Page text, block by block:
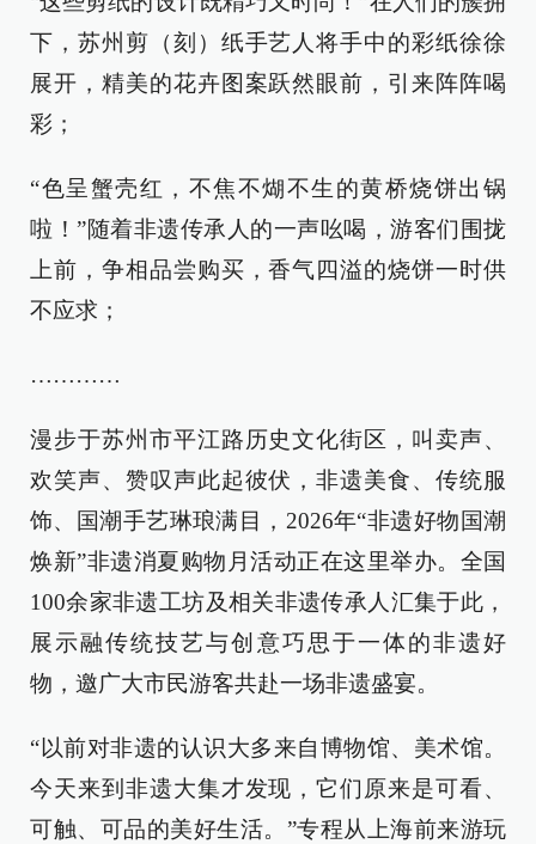
下，苏州剪（刻）纸手艺人将手中的彩纸徐徐
展开，精美的花卉图案跃然眼前，引来阵阵喝
彩；
“色呈蟹壳红，不焦不煳不生的黄桥烧饼出锅
啦！”随着非遗传承人的一声吆喝，游客们围拢
上前，争相品尝购买，香气四溢的烧饼一时供
不应求；
…………
漫步于苏州市平江路历史文化街区，叫卖声、
欢笑声、赞叹声此起彼伏，非遗美食、传统服
饰、国潮手艺琳琅满目，2026年“非遗好物国潮
焕新”非遗消夏购物月活动正在这里举办。全国
100余家非遗工坊及相关非遗传承人汇集于此，
展示融传统技艺与创意巧思于一体的非遗好
物，邀广大市民游客共赴一场非遗盛宴。
“以前对非遗的认识大多来自博物馆、美术馆。
今天来到非遗大集才发现，它们原来是可看、
可触、可品的美好生活。”专程从上海前来游玩